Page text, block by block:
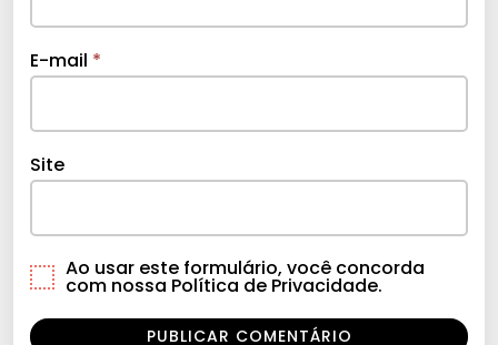
E-mail *
Site
Ao usar este formulário, você concorda
com nossa Política de Privacidade.